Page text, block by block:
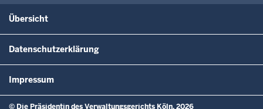
Übersicht
Datenschutzerklärung
Impressum
© Die Präsidentin des Verwaltungsgerichts Köln, 2026